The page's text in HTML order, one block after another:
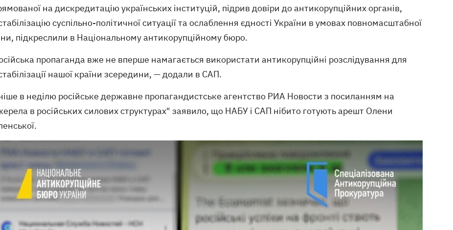
на дискредитацію українських інституцій, підрив довіри до антикорупційних органів,
суспільно-політичної ситуації та ослаблення єдності України в умовах повномасштабної
підкреслили в Національному антикорупційному бюро.
пропаганда вже не вперше намагається використати антикорупційні розслідування для
нашої країни зсередини, — додали в САП.
в неділю російське державне пропагандистське агентство РИА Новости з посиланням на
в російських силових структурах" заявило, що НАБУ і САП нібито готують арешт Олени